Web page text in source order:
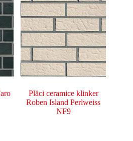
Plăci ceramice klinker
Roben Island Perlweiss
NF9